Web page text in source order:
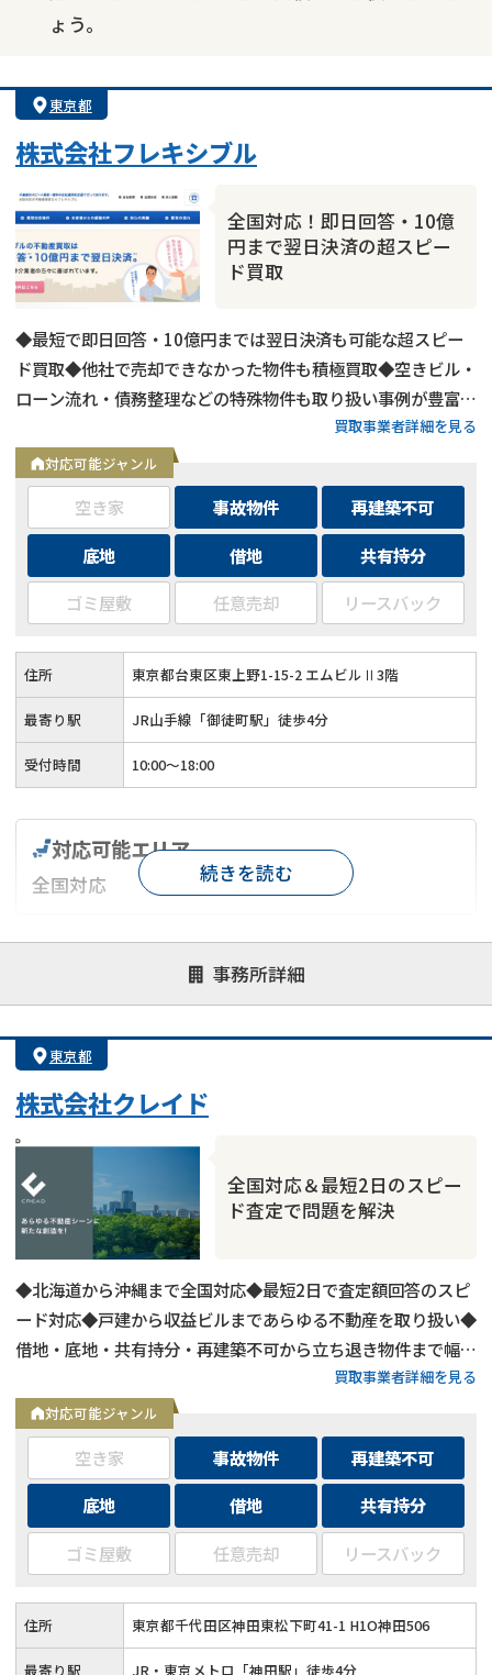
ょう。
東京都
株式会社フレキシブル
全国対応！即日回答・10億
円まで翌日決済の超スピー
ド買取
◆最短で即日回答・10億円までは翌日決済も可能な超スピー
ド買取◆他社で売却できなかった物件も積極買取◆空きビル・
ローン流れ・債務整理などの特殊物件も取り扱い事例が豊富◆
買取事業者詳細を見る
対応可能ジャンル
空き家 事故物件
再建築不可
底地
借地
共有持分
ゴミ屋敷
任意売却 リースバック
住所 東京都台東区東上野1-15-2 エムビルⅡ3階
最寄り駅 JR山手線「御徒町駅」徒歩4分
受付時間 10:00〜18:00
事務所詳細
対応可能エリア
全国対応
対応が親身 オンライン面談可能
レスポンスが早い
1億円以上の買取可
続きを読む
東京都
株式会社クレイド
全国対応＆最短2日のスピー
ド査定で問題を解決
◆北海道から沖縄まで全国対応◆最短2日で査定額回答のスピ
ード対応◆戸建から収益ビルまであらゆる不動産を取り扱い◆
借地・底地・共有持分・再建築不可から立ち退き物件まで幅広
く対応◆用途区分・種類不問でバルク購入も相談可能
買取事業者詳細を見る
対応可能ジャンル
空き家 事故物件
再建築不可
底地
借地
共有持分
ゴミ屋敷
任意売却 リースバック
住所 東京都千代田区神田東松下町41-1 H1O神田506
最寄り駅 JR・東京メトロ「神田駅」徒歩4分
再建築不可の売却でお悩みならこちら
《現在営業中》お電話繋がります
0120-543-357 メール